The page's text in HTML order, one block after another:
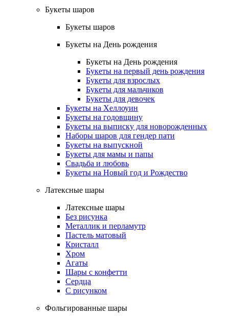
Букеты шаров
Букеты шаров
Букеты на День рождения
Букеты на День рождения
Букеты на первый день рождения
Букеты для взрослых
Букеты для мальчиков
Букеты для девочек
Букеты на Хеллоуин
Букеты на годовщину
Букеты на выписку для новорожденных
Наборы шаров для гендер пати
Букеты на выпускной
Букеты для мамы и папы
Свадьба и любовь
Букеты на Новый год и Рождество
Латексные шары
Латексные шары
Без рисунка
Металлик и перламутр
Пастель матовый
Кристалл
Хром
Агаты
Шары с конфетти
Сердца
С рисунком
Фольгированные шары